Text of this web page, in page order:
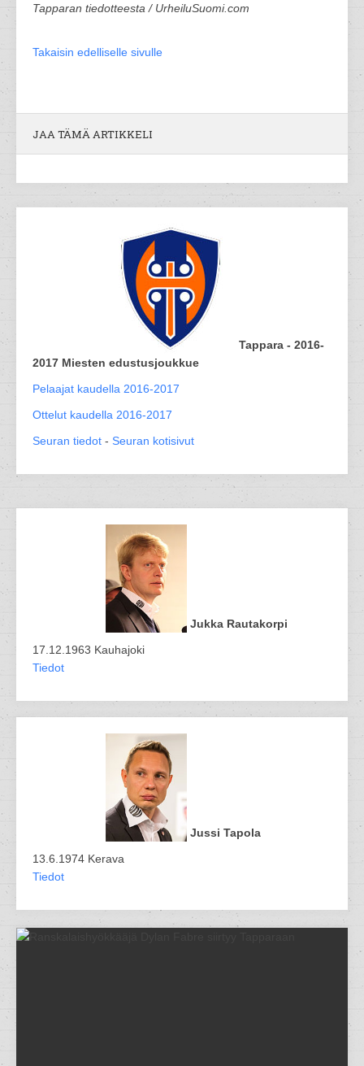
Tapparan tiedotteesta / UrheiluSuomi.com
Takaisin edelliselle sivulle
JAA TÄMÄ ARTIKKELI
Tappara - 2016-
2017 Miesten edustusjoukkue
Pelaajat kaudella 2016-2017
Ottelut kaudella 2016-2017
Seuran tiedot - Seuran kotisivut
Jukka Rautakorpi
17.12.1963 Kauhajoki
Tiedot
Jussi Tapola
13.6.1974 Kerava
Tiedot